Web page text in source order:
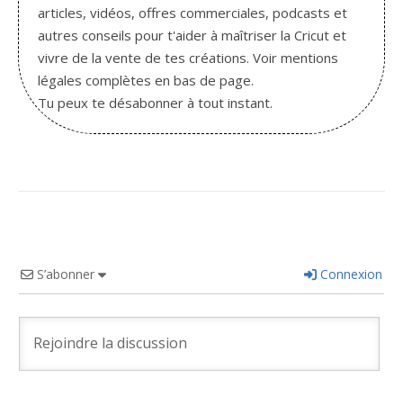
articles, vidéos, offres commerciales, podcasts et
autres conseils pour t'aider à maîtriser la Cricut et
vivre de la vente de tes créations. Voir mentions
légales complètes en bas de page.
Tu peux te désabonner à tout instant.
S’abonner Connexion